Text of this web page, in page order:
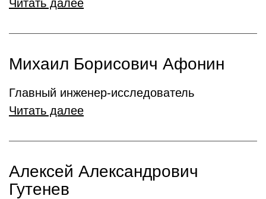
Читать далее
Михаил Борисович Афонин
Главный инженер-исследователь
Читать далее
Алексей Александрович
Гутенев